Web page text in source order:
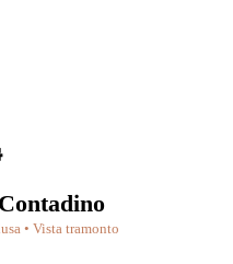
• Vista tramonto